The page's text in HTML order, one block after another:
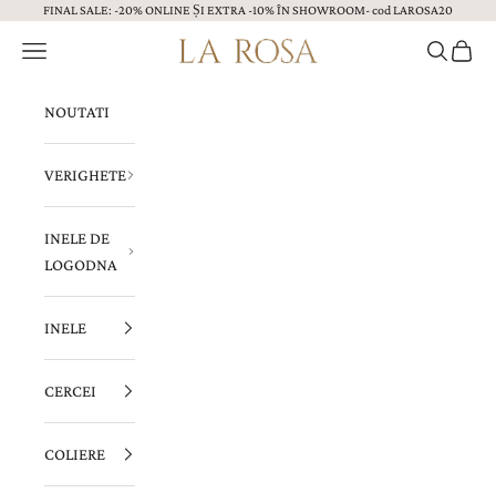
Sari la continut
FINAL SALE: -20% ONLINE ȘI EXTRA -10% ÎN SHOWROOM- cod LAROSA20
Bijuterii LA ROSA
Menu CautăCoș
NOUTATI
VERIGHETE
INELE DE
LOGODNA
INELE
CERCEI
COLIERE